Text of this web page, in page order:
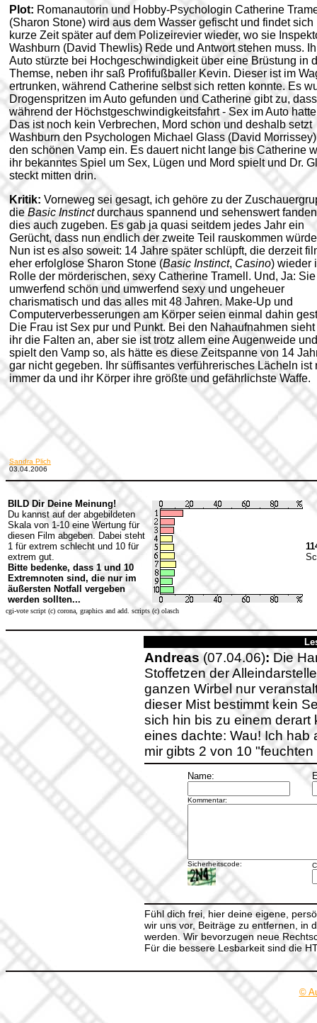
Plot: Romanautorin und Hobby-Psychologin Catherine
(Sharon Stone) wird aus dem Wasser gefischt und findet sich
kurze Zeit später auf dem Polizeirevier wieder, wo sie
Washburn (David Thewlis) Rede und Antwort stehen muss.
Auto stürzte bei Hochgeschwindigkeit über eine Brüstung in
Themse, neben ihr saß Profifußballer Kevin. Dieser ist im
ertrunken, während Catherine selbst sich retten konnte. Es
Drogenspritzen im Auto gefunden und Catherine gibt zu,
während der Höchstgeschwindigkeitsfahrt - Sex im Auto
Das ist noch kein Verbrechen, Mord schon und deshalb setzt
Washburn den Psychologen Michael Glass (David
den schönen Vamp ein. Es dauert nicht lange bis Catherine
ihr bekanntes Spiel um Sex, Lügen und Mord spielt und Dr.
steckt mitten drin.
Kritik: Vorneweg sei gesagt, ich gehöre zu der
die Basic Instinctdurchaus spannend und sehenswert
dies auch zugeben. Es gab ja quasi seitdem jedes Jahr ein
Gerücht, dass nun endlich der zweite Teil rauskommen
Nun ist es also soweit: 14 Jahre später schlüpft, die derzeit
eher erfolglose Sharon Stone (Basic Instinct, Casino) wieder
Rolle der mörderischen, sexy Catherine Tramell. Und, Ja:
umwerfend schön und umwerfend sexy und ungeheuer
charismatisch und das alles mit 48 Jahren. Make-Up und
Computerverbesserungen am Körper seien einmal dahin
Die Frau ist Sex pur und Punkt. Bei den Nahaufnahmen sieht
ihr die Falten an, aber sie ist trotz allem eine Augenweide
spielt den Vamp so, als hätte es diese Zeitspanne von 14
gar nicht gegeben.
Ihr süffisantes verführerisches Lächeln ist
immer da und ihr Körper ihre größte und gefährlichste Waffe.
Sandra Plich
03.04.2006
BILD Dir Deine Meinung!
Du kannst auf der abgebildeten
Skala von 1-10 eine Wertung für
diesen Film abgeben. Dabei steht
1 für extrem schlecht und 10 für
extrem gut.
Bitte bedenke, dass 1 und 10
Extremnoten sind, die nur im
äußersten Notfall vergeben
werden sollten...
cgi-vote script (c) corona, graphics and add. scripts (c) olasch
Andreas (07.04.06): Die
Stoffetzen der
ganzen Wirbel nur
dieser Mist bestimmt kein
sich hin bis zu einem derart
eines dachte: Wau! Ich
mir gibts 2 von 10
Name:
Kommentar:
Sicherheitscode:
Fühl dich frei, hier deine eigene,
wir uns vor, Beiträge zu entfernen, in
werden. Wir bevorzugen neue
Für die bessere Lesbarkeit sind die
©